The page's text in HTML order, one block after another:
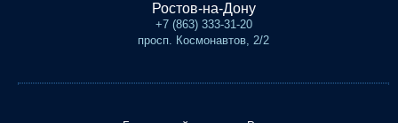
Ростов-на-Дону
+7 (863) 333-31-20
просп. Космонавтов, 2/2